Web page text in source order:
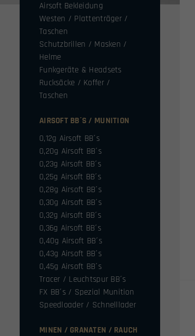
Airsoft Bekleidung
Westen / Plattenträger /
Taschen
Schutzbrillen / Masken /
Helme
Funkgeräte & Headsets
Rucksäcke / Koffer /
Taschen
AIRSOFT BB´S / MUNITION
0,12g Airsoft BB´s
0,20g Airsoft BB´s
0,23g Airsoft BB´s
0,25g Airsoft BB´s
0,28g Airsoft BB´s
0,30g Airsoft BB´s
0,32g Airsoft BB´s
0,36g Airsoft BB´s
0,40g Airsoft BB´s
0,43g Airsoft BB´s
0,45g Airsoft BB´s
Tracer / Leuchtspur BB´s
FX BB´s / Spezial Munition
Speedloader / Schnelllader
MINEN / GRANATEN / RAUCH